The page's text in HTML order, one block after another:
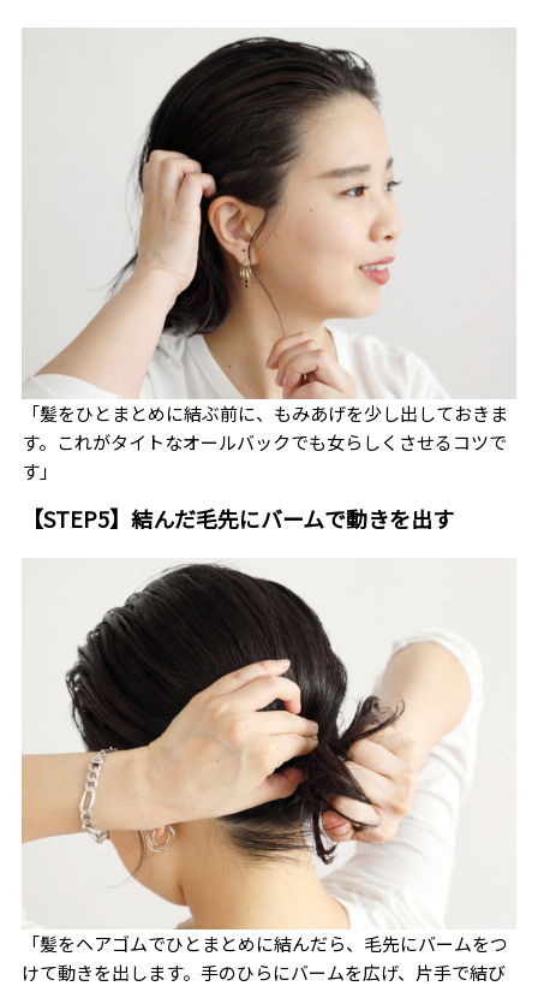
「髪をひとまとめに結ぶ前に、もみあげを少し出しておきま
す。これがタイトなオールバックでも女らしくさせるコツで
す」
【STEP5】結んだ毛先にバームで動きを出す
「髪をヘアゴムでひとまとめに結んだら、毛先にバームをつ
けて動きを出します。手のひらにバームを広げ、片手で結び